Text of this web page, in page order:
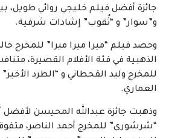
جائزة أفضل فيلم خليجي روائي طويل،
و”سوار” و “ثُقوب” إشادات شرفية.
وحصد فيلم “ميرا ميرا ميرا” للمخرج
الذهبية في فئة الأفلام القصيرة،
للمخرج وليد القحطاني و “الطرد
العماري.
وذهبت جائزة عبدالله المحيسن لأفضل
“شرشورى” للمخرج أحمد الناصر،